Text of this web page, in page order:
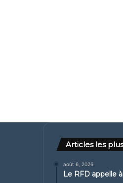
Articles les
août 6, 2026
Le RFD appelle